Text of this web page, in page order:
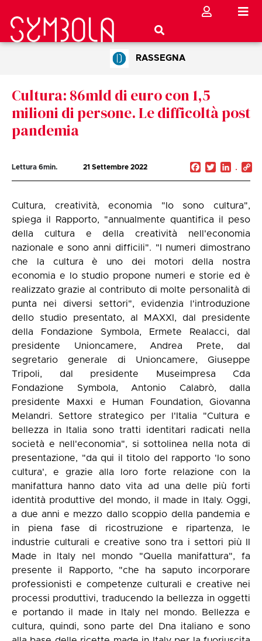
RASSEGNA
Cultura: 86mld di euro con 1,5
milioni di persone. Le difficoltà post
pandemia
Lettura 6min. 21 Settembre 2022 Facebook
Twitter
Cultura, creatività, economia "Io sono cultura",
spiega il Rapporto, "annualmente quantifica il peso
della cultura e della creatività nell'economia
nazionale e sono anni difficili". "I numeri dimostrano
che la cultura è uno dei motori della nostra
economia e lo studio propone numeri e storie ed è
realizzato grazie al contributo di molte personalità di
punta nei diversi settori", evidenzia l'introduzione
dello studio presentato, al MAXXI, dal presidente
della Fondazione Symbola, Ermete Realacci, dal
presidente Unioncamere, Andrea Prete, dal
segretario generale di Unioncamere, Giuseppe
Tripoli, dal presidente Museimpresa Cda
Fondazione Symbola, Antonio Calabrò, dalla
presidente Maxxi e Human Foundation, Giovanna
Melandri. Settore strategico per l'Italia "Cultura e
bellezza in Italia sono tratti identitari radicati nella
società e nell'economia", si sottolinea nella nota di
presentazione, "da qui il titolo del rapporto 'Io sono
cultura', e grazie alla loro forte relazione con la
manifattura hanno dato vita ad una delle più forti
identità produttive del mondo, il made in Italy. Oggi,
a due anni e mezzo dallo scoppio della pandemia e
in piena fase di ricostruzione e ripartenza, le
industrie culturali e creative sono tra i settori più II
Made in Italy nel mondo "Quella manifattura", fa
presente il Rapporto, "che ha saputo incorporare
professionisti e competenze culturali e creative nei
processi produttivi, traducendo la bellezza in oggetti
e portando il made in Italy nel mondo. Bellezza e
cultura, quindi, sono parte del Dna italiano e sono